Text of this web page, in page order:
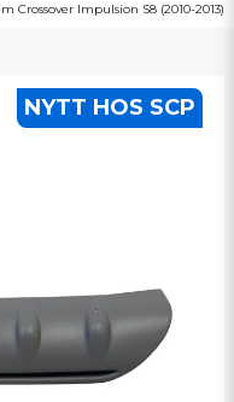
Crossover Impulsion S8 (2010-2013)
NYTT HOS SCP